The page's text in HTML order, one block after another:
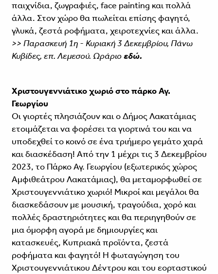
παιχνίδια, ζωγραφιές, face painting και πολλά
άλλα. Στον χώρο θα πωλείται επίσης φαγητό,
γλυκά, ζεστά ροφήματα, χειροτεχνίες και άλλα.
>> Παρασκευή 1η - Κυριακή 3 Δεκεμβρίου, Πάνω
Κυβίδες, επ. Λεμεσού. Ωράριο εδώ.
Χριστουγεννιάτικο χωριό στο πάρκο Αγ.
Γεωργίου
Οι γιορτές πλησιάζουν και ο Δήμος Λακατάμιας
ετοιμάζεται να φορέσει τα γιορτινά του και να
υποδεχθεί το κοινό σε ένα τριήμερο γεμάτο χαρά
και διασκέδαση! Από την 1 μέχρι τις 3 Δεκεμβρίου
2023, το Πάρκο Αγ. Γεωργίου (εξωτερικός χώρος
Αμφιθεάτρου Λακατάμιας), θα μεταμορφωθεί σε
Χριστουγεννιάτικο χωριό! Μικροί και μεγάλοι θα
διασκεδάσουν με μουσική, τραγούδια, χορό και
πολλές δραστηριότητες και θα περιηγηθούν σε
μια όμορφη αγορά με δημιουργίες και
κατασκευές, Κυπριακά προϊόντα, ζεστά
ροφήματα και φαγητό! Η φωταγώγηση του
Χριστουγεννιάτικου Δέντρου και του εορταστικού